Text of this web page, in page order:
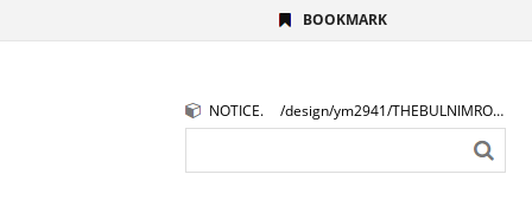
BOOKMARK
NOTICE. /design/ym2941/THEBULNIMROGO.png